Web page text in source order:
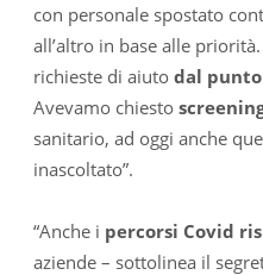
con personale spostato
all’altro in base alle
richieste di aiuto dal
Avevamo chiesto
sanitario, ad oggi anche
inascoltato”.
“Anche i percorsi Covid
aziende – sottolinea il